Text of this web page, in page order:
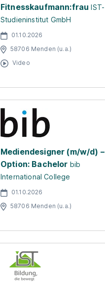
Fitnesskaufmann:frau IST-
Studieninstitut GmbH
01.10.2026
58706 Menden (u.a.)
Video
Mediendesigner (m/w/d) –
Option: Bachelor bib
International College
01.10.2026
58706 Menden (u.a.)